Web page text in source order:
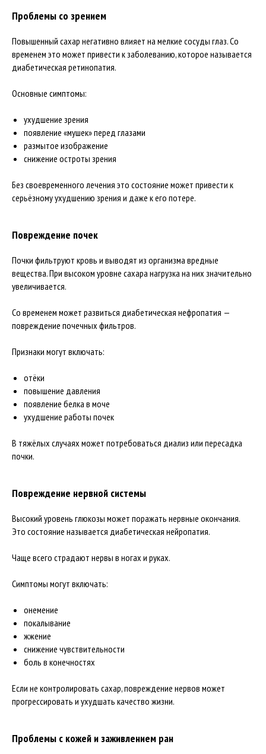
Проблемы со зрением
Повышенный сахар негативно влияет на мелкие сосуды глаз. Со
временем это может привести к заболеванию, которое называется
диабетическая ретинопатия.
Основные симптомы:
ухудшение зрения
появление «мушек» перед глазами
размытое изображение
снижение остроты зрения
Без своевременного лечения это состояние может привести к
серьёзному ухудшению зрения и даже к его потере.
Повреждение почек
Почки фильтруют кровь и выводят из организма вредные
вещества. При высоком уровне сахара нагрузка на них значительно
увеличивается.
Со временем может развиться диабетическая нефропатия —
повреждение почечных фильтров.
Признаки могут включать:
отёки
повышение давления
появление белка в моче
ухудшение работы почек
В тяжёлых случаях может потребоваться диализ или пересадка
почки.
Повреждение нервной системы
Высокий уровень глюкозы может поражать нервные окончания.
Это состояние называется диабетическая нейропатия.
Чаще всего страдают нервы в ногах и руках.
Симптомы могут включать:
онемение
покалывание
жжение
снижение чувствительности
боль в конечностях
Если не контролировать сахар, повреждение нервов может
прогрессировать и ухудшать качество жизни.
Проблемы с кожей и заживлением ран